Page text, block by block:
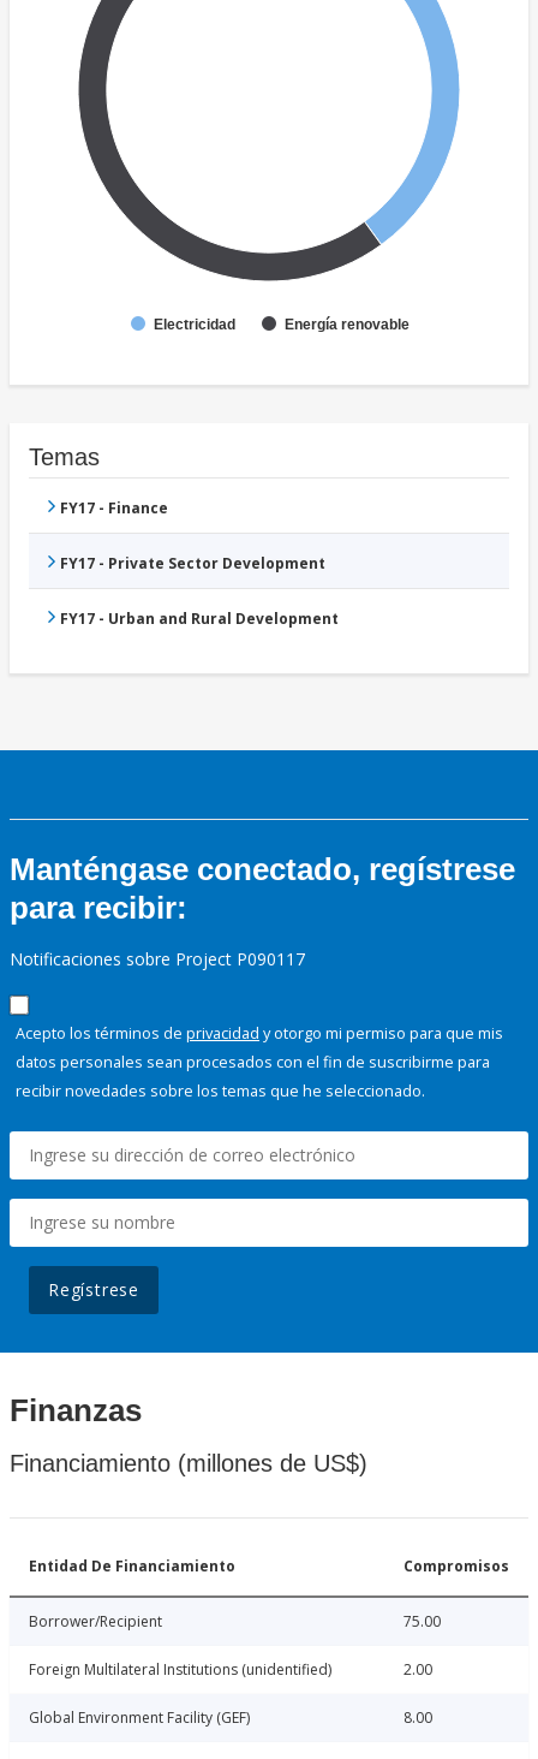
Electricidad Energía renovable
Temas
FY17 - Finance
FY17 - Private Sector Development
FY17 - Urban and Rural Development
Manténgase conectado, regístrese
para recibir:
Notificaciones sobre Project P090117
Acepto los términos de privacidad y otorgo mi permiso para que mis
datos personales sean procesados con el fin de suscribirme para
recibir novedades sobre los temas que he seleccionado.
Regístrese
Finanzas
Financiamiento (millones de US$)
Entidad De Financiamiento Compromisos
Borrower/Recipient 75.00
Foreign Multilateral Institutions (unidentified) 2.00
Global Environment Facility (GEF) 8.00